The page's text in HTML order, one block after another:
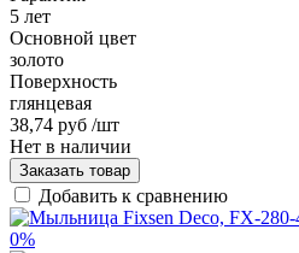
5 лет
Основной цвет
золото
Поверхность
глянцевая
38,74 руб /шт
Нет в наличии
Заказать товар
Добавить к сравнению
0%